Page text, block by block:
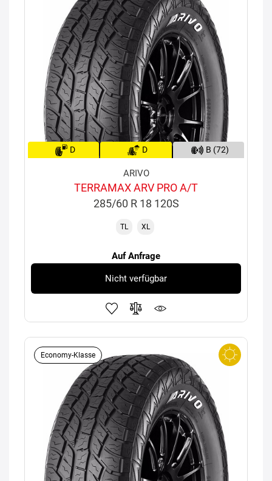
D D B (72)
ARIVO
TERRAMAX ARV PRO A/T
285/60 R 18 120S
TL XL
Auf Anfrage
Nicht verfügbar
Economy-Klasse